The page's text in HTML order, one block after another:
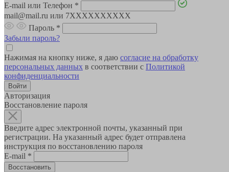
E-mail или Телефон *
mail@mail.ru или 7XXXXXXXXXX
Пароль *
Забыли пароль?
Нажимая на кнопку ниже, я даю согласие на обработку
персональных данных в соответствии с Политикой
конфиденциальности
Авторизация
Восстановление пароля
Введите адрес электронной почты, указанный при
регистрации. На указанный адрес будет отправлена
инструкция по восстановлению пароля
E-mail *